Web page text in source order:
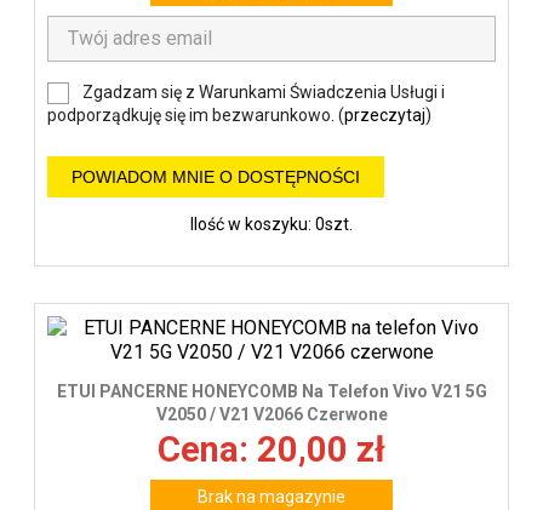
Zgadzam się z Warunkami Świadczenia Usługi i
podporządkuję się im bezwarunkowo. (przeczytaj)
POWIADOM MNIE O DOSTĘPNOŚCI
Ilość w koszyku: 0szt.
ETUI PANCERNE HONEYCOMB Na Telefon Vivo V21 5G
V2050 / V21 V2066 Czerwone
Cena: 20,00 zł
Brak na magazynie